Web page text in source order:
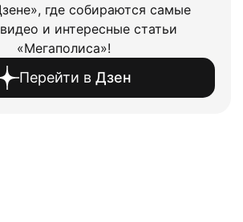
где собираются самые
и интересные статьи
«Мегаполиса»!
Перейти в Дзен